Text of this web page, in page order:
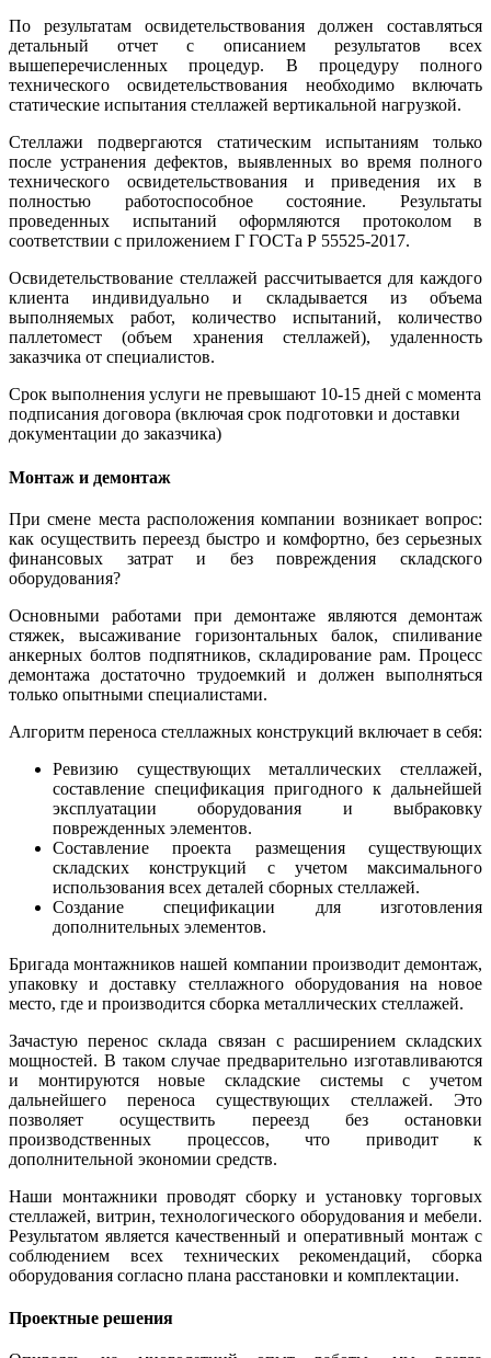
По результатам освидетельствования должен составляться
детальный отчет с описанием результатов всех
вышеперечисленных процедур. В процедуру полного
технического освидетельствования необходимо включать
статические испытания стеллажей вертикальной нагрузкой.
Стеллажи подвергаются статическим испытаниям только
после устранения дефектов, выявленных во время полного
технического освидетельствования и приведения их в
полностью работоспособное состояние. Результаты
проведенных испытаний оформляются протоколом в
соответствии с приложением Г ГОСТа Р 55525-2017.
Освидетельствование стеллажей рассчитывается для каждого
клиента индивидуально и складывается из объема
выполняемых работ, количество испытаний, количество
паллетомест (объем хранения стеллажей), удаленность
заказчика от специалистов.
Срок выполнения услуги не превышают 10-15 дней с момента
подписания договора (включая срок подготовки и доставки
документации до заказчика)
Монтаж и демонтаж
При смене места расположения компании возникает вопрос:
как осуществить переезд быстро и комфортно, без серьезных
финансовых затрат и без повреждения складского
оборудования?
Основными работами при демонтаже являются демонтаж
стяжек, высаживание горизонтальных балок, спиливание
анкерных болтов подпятников, складирование рам. Процесс
демонтажа достаточно трудоемкий и должен выполняться
только опытными специалистами.
Алгоритм переноса стеллажных конструкций включает в себя:
Ревизию существующих металлических стеллажей,
составление спецификация пригодного к дальнейшей
эксплуатации оборудования и выбраковку
поврежденных элементов.
Составление проекта размещения существующих
складских конструкций с учетом максимального
использования всех деталей сборных стеллажей.
Создание спецификации для изготовления
дополнительных элементов.
Бригада монтажников нашей компании производит демонтаж,
упаковку и доставку стеллажного оборудования на новое
место, где и производится сборка металлических стеллажей.
Зачастую перенос склада связан с расширением складских
мощностей. В таком случае предварительно изготавливаются
и монтируются новые складские системы с учетом
дальнейшего переноса существующих стеллажей. Это
позволяет осуществить переезд без остановки
производственных процессов, что приводит к
дополнительной экономии средств.
Наши монтажники проводят сборку и установку торговых
стеллажей, витрин, технологического оборудования и мебели.
Результатом является качественный и оперативный монтаж с
соблюдением всех технических рекомендаций, сборка
оборудования согласно плана расстановки и комплектации.
Проектные решения